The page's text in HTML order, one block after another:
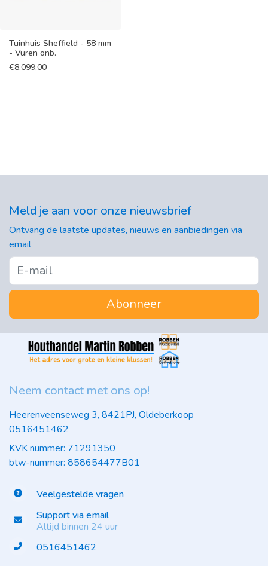
Tuinhuis Sheffield - 58 mm
- Vuren onb.
€8.099,00
Meld je aan voor onze nieuwsbrief
Ontvang de laatste updates, nieuws en aanbiedingen via
email
Abonneer
Neem contact met ons op!
Heerenveenseweg 3, 8421PJ, Oldeberkoop
0516451462
KVK nummer: 71291350
btw-nummer: 858654477B01
Veelgestelde vragen
Support via email
Altijd binnen 24 uur
0516451462